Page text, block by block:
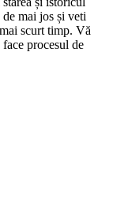
mai jos și veti
scurt timp. Vă
procesul de